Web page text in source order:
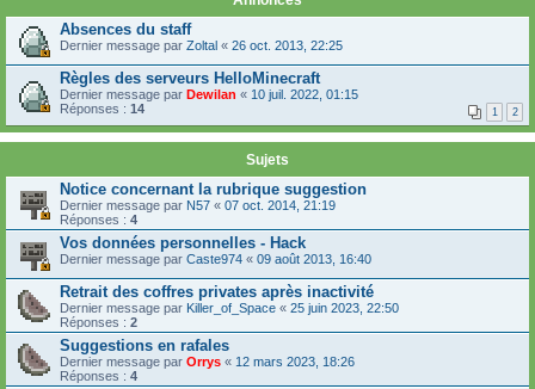
Absences du staff
Dernier message par Zoltal « 26 oct. 2013, 22:25
Règles des serveurs HelloMinecraft
Dernier message par Dewilan « 10 juil. 2022, 01:15
Réponses : 14 1 2
Sujets
Notice concernant la rubrique suggestion
Dernier message par N57 « 07 oct. 2014, 21:19
Réponses : 4
Vos données personnelles - Hack
Dernier message par Caste974 « 09 août 2013, 16:40
Retrait des coffres privates après inactivité
Dernier message par Killer_of_Space « 25 juin 2023, 22:50
Réponses : 2
Suggestions en rafales
Dernier message par Orrys « 12 mars 2023, 18:26
Réponses : 4